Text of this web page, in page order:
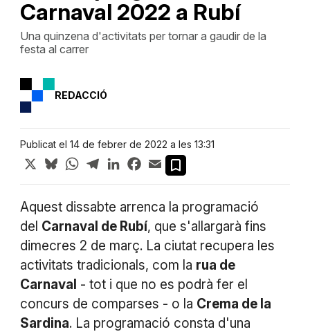
Carnaval 2022 a Rubí
Una quinzena d'activitats per tornar a gaudir de la
festa al carrer
REDACCIÓ
Publicat el 14 de febrer de 2022 a les 13:31
X BlueskyWhatsApp
TelegramLinkedInFacebook
Email
Aquest dissabte arrenca la programació
del Carnaval de Rubí, que s'allargarà fins
dimecres 2 de març. La ciutat recupera les
activitats tradicionals, com la rua de
Carnaval - tot i que no es podrà fer el
concurs de comparses - o la Crema de la
Sardina. La programació consta d'una